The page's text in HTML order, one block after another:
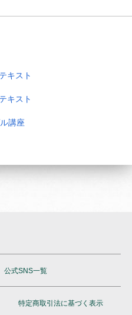
キスト
キスト
講座
公式SNS一覧
特定商取引法に基づく表示